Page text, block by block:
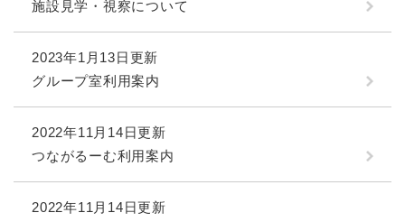
施設見学・視察について
2023年1月13日更新
グループ室利用案内
2022年11月14日更新
つながるーむ利用案内
2022年11月14日更新